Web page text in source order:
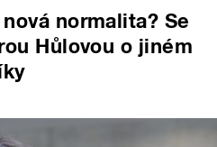
normalita? Se
Hůlovou o jiném